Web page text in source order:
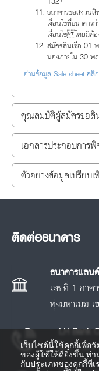
ธนาคารขอสงวน
เงื่อนไขที่ธนาคาร
เงื่อนไข โดยมิต้อ
สมัครสินเชื่อ 01
นองภายใน 30 พ
อ่านข้อมูล Sale sheet คลิก
คุณสมบัติผู้สมัครขอสิ
เอกสารประกอบการ
ตัวอย่างข้อมูลเปรียบ
ติดต่อธนาคาร
ธนาคารแลน
เลขที่ 1 อาค
ทุ่งมหาเมฆ
LH Bank
โทร.1327
เว็บไซต์นี้ใช้คุกกี้เพื่อ
ของผู้ใช้ให้ดียิ่งขึ้น ท่า
กับประเภทของคุกกี้ที่